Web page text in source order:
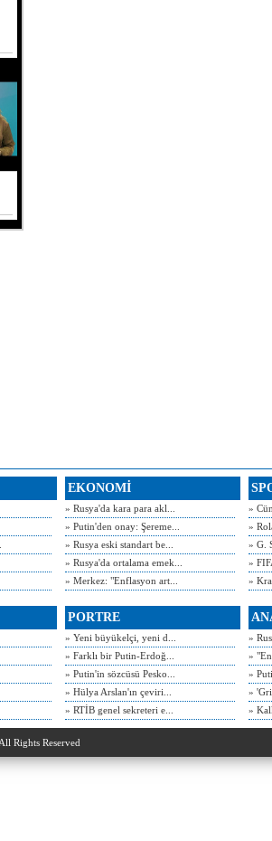
EKONOMİ
» Rusya'da kara para akl...
» Putin'den onay: Şereme...
» Rusya eski standart be...
» Rusya'da ortalama emek...
» Merkez: "Enflasyon art...
»
»
» G.
»
»
PORTRE
» Yeni büyükelçi, yeni d...
» Farklı bir Putin-Erdoğ...
» Putin'in sözcüsü Pesko...
» Hülya Arslan'ın çeviri...
» RTİB genel sekreteri e...
»
»
»
»
»
Rights Reserved